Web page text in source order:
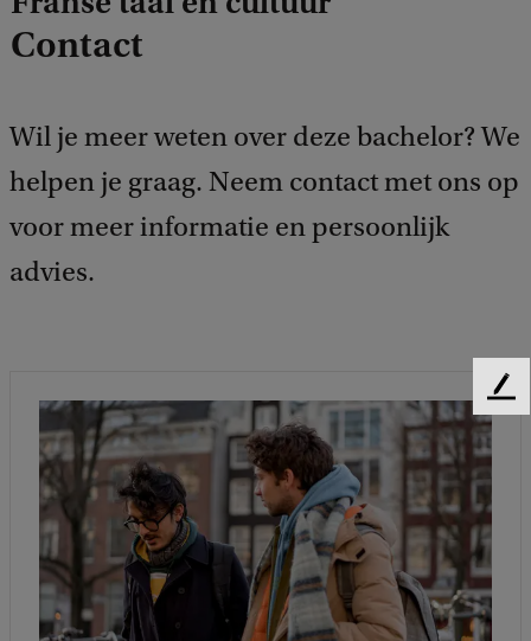
Contact
Wil je meer weten over deze bachelor? We
helpen je graag. Neem contact met ons op
voor meer informatie en persoonlijk
advies.
F